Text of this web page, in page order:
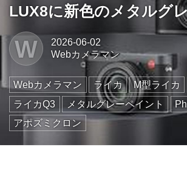
LUX8に新色のメタルグ
W
2026-06-02
Webカメラマン
Webカメラマン ライカ M型ライカ
ライカQ3
メタルグレーペイント
アポズミクロン